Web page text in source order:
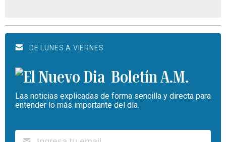
DE LUNES A VIERNES
Boletín A.M.
Las noticias explicadas de forma sencilla y directa para
entender lo más importante del día.